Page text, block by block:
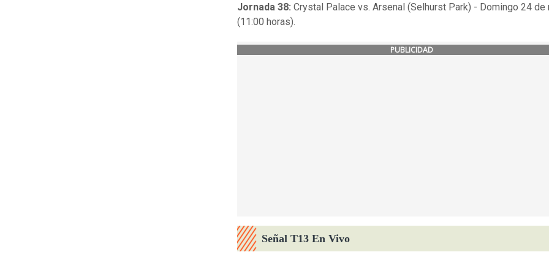
Jornada 38: Crystal Palace vs. Arsenal (Selhurst Park) - Domingo 24 de
(11:00 horas).
PUBLICIDAD
Señal T13 En Vivo